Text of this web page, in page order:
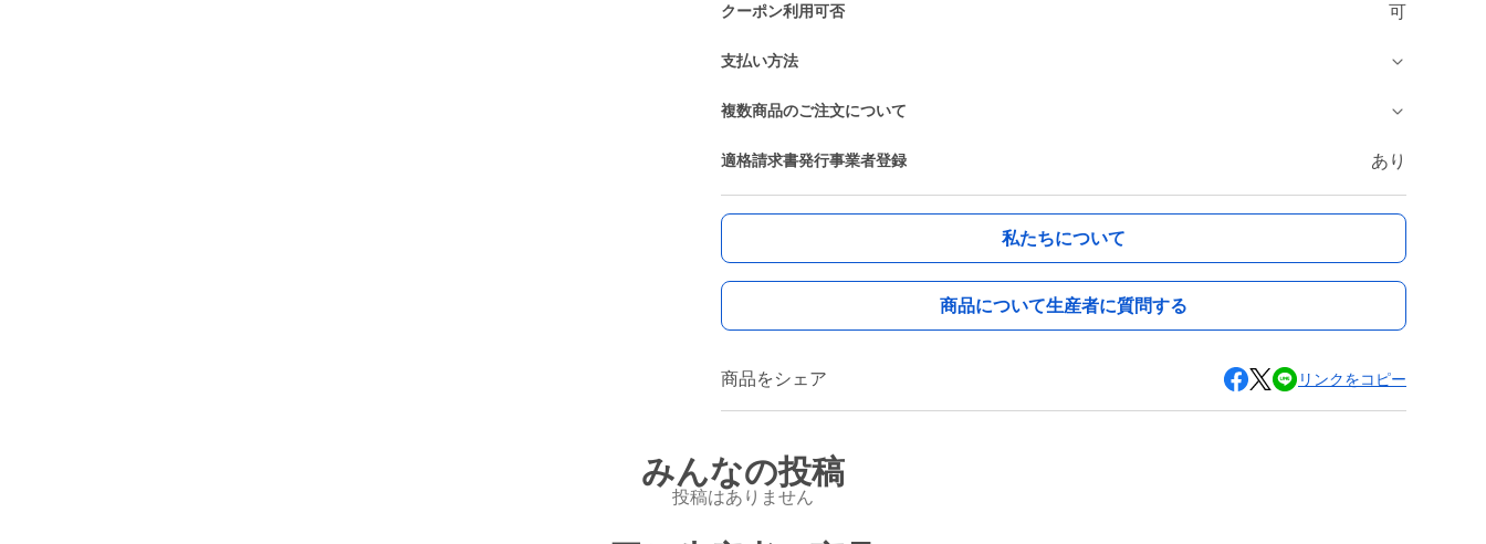
クーポン利用可否 可
支払い方法
複数商品のご注文について
適格請求書発行事業者登録 あり
私たちについて
商品について生産者に質問する
商品をシェア リンクをコピー
みんなの投稿
投稿はありません